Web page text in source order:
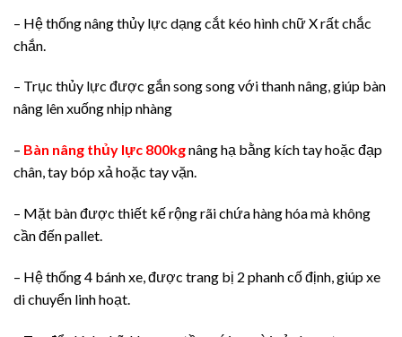
– Hệ thống nâng thủy lực dạng cắt kéo hình chữ X rất chắc
chắn.
– Trục thủy lực được gắn song song với thanh nâng, giúp bàn
nâng lên xuống nhịp nhàng
– Bàn nâng thủy lực 800kgnâng hạ bằng kích tay hoặc đạp
chân, tay bóp xả hoặc tay vặn.
– Mặt bàn được thiết kế rộng rãi chứa hàng hóa mà không
cần đến pallet.
– Hệ thống 4 bánh xe, được trang bị 2 phanh cố định, giúp xe
di chuyển linh hoạt.